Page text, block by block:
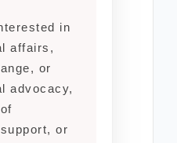
in
affairs,
or
advocacy,
or